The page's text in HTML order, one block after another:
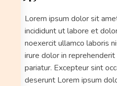
Lorem ipsum dolor sit
incididunt ut labore et
noexercit ullamco laboris
irure dolor in
pariatur. Excepteur sint
deserunt Lorem ipsum